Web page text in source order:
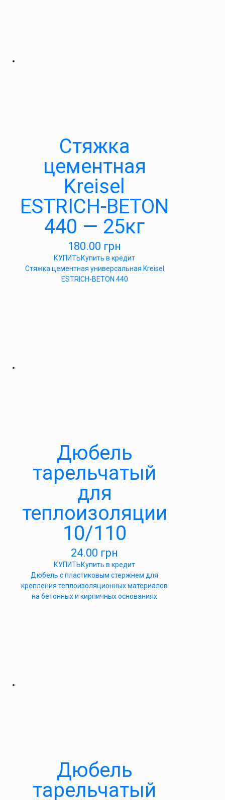
Стяжка
цементная
Kreisel
ESTRICH-BETON
440 — 25кг
180.00 грн
КУПИТЬКупить в кредит
Стяжка цементная универсальная Kreisel
ESTRICH-BETON 440
Дюбель
тарельчатый
для
теплоизоляции
10/110
24.00 грн
КУПИТЬКупить в кредит
Дюбель с пластиковым стержнем для
крепления теплоизоляционных материалов
на бетонных и кирпичных основаниях
Дюбель
тарельчатый